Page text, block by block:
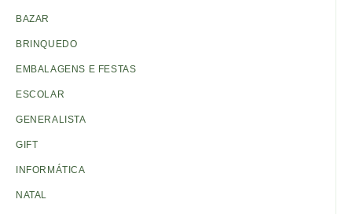
BAZAR
BRINQUEDO
EMBALAGENS E FESTAS
ESCOLAR
GENERALISTA
GIFT
INFORMÁTICA
NATAL